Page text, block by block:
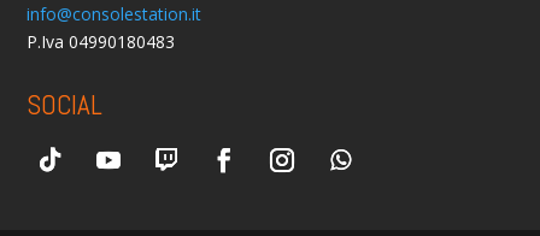
info@consolestation.it
P.Iva 04990180483
SOCIAL